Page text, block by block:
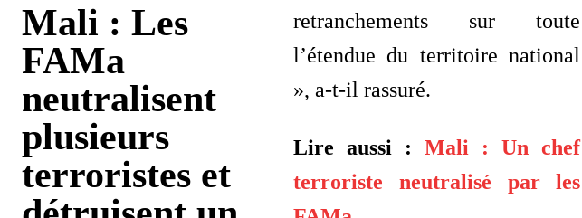
Mali : Les
FAMa
neutralisent
plusieurs
terroristes et
retranchements sur toute
l’étendue du territoire national
», a-t-il rassuré.
Lire aussi :Mali : Un chef
terroriste neutralisé par les